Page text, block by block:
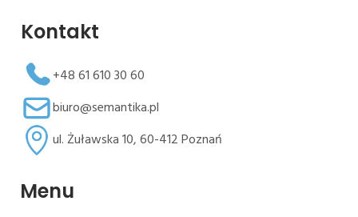
Kontakt
+48 61 610 30 60
biuro@semantika.pl
ul. Żuławska 10, 60-412 Poznań
Menu